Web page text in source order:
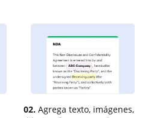
02. Agrega texto, imágenes,